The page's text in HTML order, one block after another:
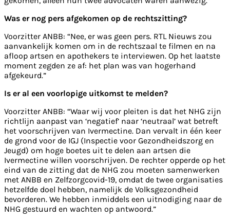
Was er nog pers afgekomen op de rechtszitting?
Voorzitter ANBB: “Nee, er was geen pers. RTL Nieuws zou
aanvankelijk komen om in de rechtszaal te filmen en na
afloop artsen en apothekers te interviewen. Op het laatste
moment zegden ze af: het plan was van hogerhand
afgekeurd.”
Is er al een voorlopige uitkomst te melden?
Voorzitter ANBB: “Waar wij voor pleiten is dat het NHG zijn
richtlijn aanpast van ‘negatief’ naar ‘neutraal’ wat betreft
het voorschrijven van Ivermectine. Dan vervalt in één keer
de grond voor de IGJ (Inspectie voor Gezondheidszorg en
Jeugd) om hoge boetes uit te delen aan artsen die
Ivermectine willen voorschrijven. De rechter opperde op het
eind van de zitting dat de NHG zou moeten samenwerken
met ANBB en Zelfzorgcovid-19, omdat de twee organisaties
hetzelfde doel hebben, namelijk de Volksgezondheid
bevorderen. We hebben inmiddels een uitnodiging naar de
NHG gestuurd en wachten op antwoord.”